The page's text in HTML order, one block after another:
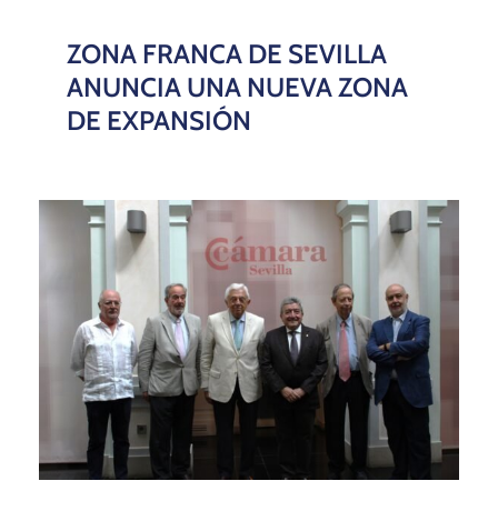
ZONA FRANCA DE SEVILLA
ANUNCIA UNA NUEVA ZONA
DE EXPANSIÓN